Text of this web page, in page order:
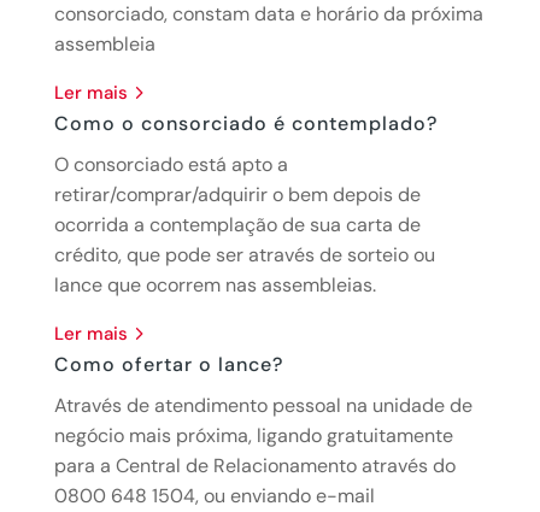
consorciado, constam data e horário da próxima
assembleia
ler mais
Como o consorciado é contemplado?
O consorciado está apto a
retirar/comprar/adquirir o bem depois de
ocorrida a contemplação de sua carta de
crédito, que pode ser através de sorteio ou
lance que ocorrem nas assembleias.
ler mais
Como ofertar o lance?
Através de atendimento pessoal na unidade de
negócio mais próxima, ligando gratuitamente
para a Central de Relacionamento através do
0800 648 1504, ou enviando e-mail